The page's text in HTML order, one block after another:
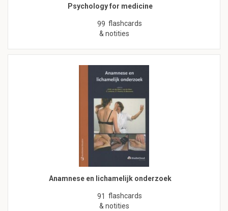
Psychology for medicine
99 flashcards
& notities
Anamnese en lichamelijk onderzoek
91 flashcards
& notities